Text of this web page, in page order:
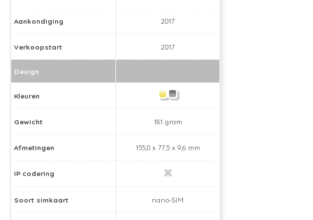
Aankondiging 2017
Verkoopstart 2017
Design
Kleuren
Gewicht 181 gram
Afmetingen 155,0 x 77,5 x 9,6 mm
IP codering
Soort simkaart nano-SIM